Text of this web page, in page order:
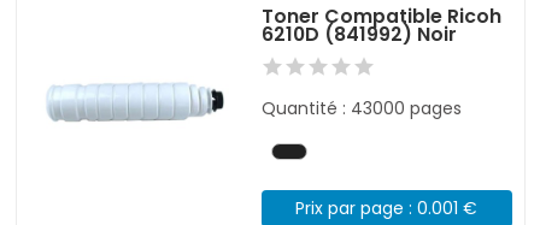
Toner Compatible Ricoh
6210D (841992) Noir
Quantité : 43000 pages
Prix par page : 0.001 €